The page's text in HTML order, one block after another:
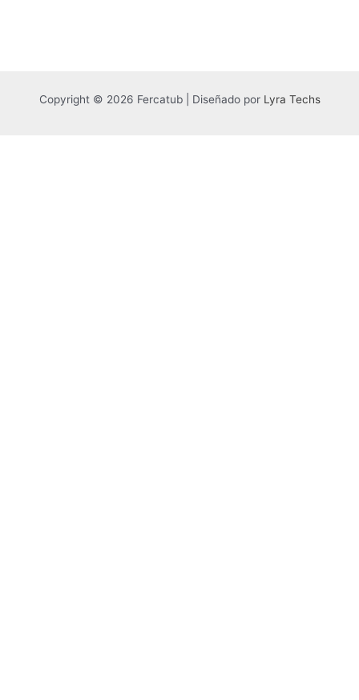
Copyright © 2026 Fercatub | Diseñado por Lyra Techs